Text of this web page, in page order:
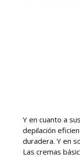
Y en cuanto a
depilación
duradera. Y en
Las cremas